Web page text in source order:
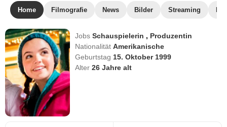
Home Filmografie News Bilder Streaming
JobsSchauspielerin , Produzentin
NationalitätAmerikanische
Geburtstag 15. Oktober 1999
Alter26 Jahre alt